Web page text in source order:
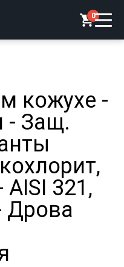
0
кожухе -
- Защ.
321,
Дрова